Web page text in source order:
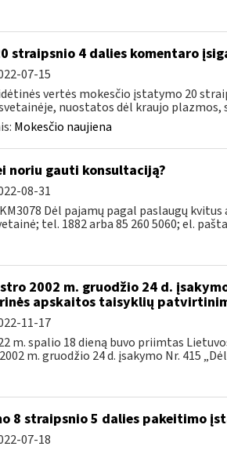
straipsnio 4 dalies komentaro
07-15
vertės mokesčio įstatymo 20
nuostatos dėl kraujo plazmos,
Mokesčio naujiena
noriu gauti konsultaciją?
08-31
Dėl pajamų pagal paslaugų
tel. 1882 arba 85 260 5060; el.
2002 m. gruodžio 24 d.
apskaitos taisyklių
11-17
m. spalio 18 dieną buvo priimtas
m. gruodžio 24 d. įsakymo Nr. 415
8 straipsnio 5 dalies pakeitimo
07-18